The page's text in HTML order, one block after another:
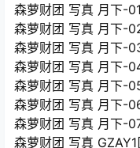
森萝财团 写真 月下-
森萝财团 写真 月下-
森萝财团 写真 月下-
森萝财团 写真 月下-
森萝财团 写真 月下-
森萝财团 写真 月下-
森萝财团 写真 月下-
森萝财团 写真